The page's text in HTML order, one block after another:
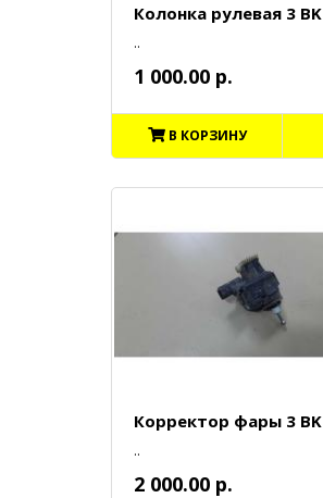
Колонка рулевая 3 BK
..
1 000.00 р.
В КОРЗИНУ
Корректор фары 3 BK
..
2 000.00 р.